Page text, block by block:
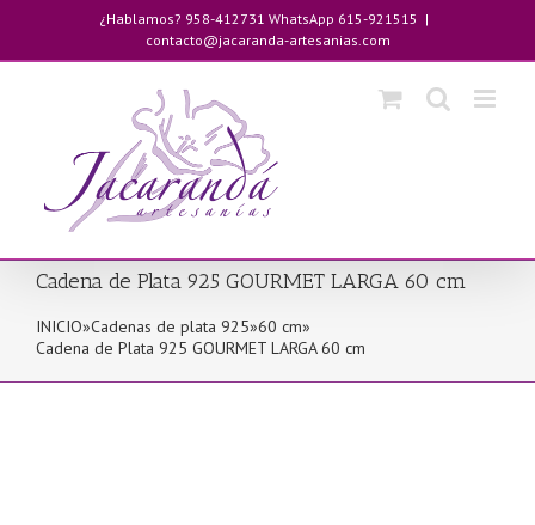
contenido
¿Hablamos? 958-412731 WhatsApp 615-921515 |
contacto@jacaranda-artesanias.com
Cadena de Plata 925 GOURMET LARGA 60 cm
INICIO»Cadenas de plata 925»60 cm»
Cadena de Plata 925 GOURMET LARGA 60 cm